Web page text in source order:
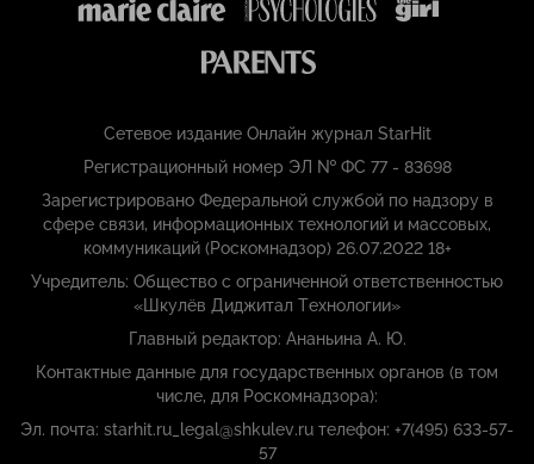
Сетевое издание Онлайн журнал StarHit
Регистрационный номер ЭЛ № ФС 77 - 83698
Зарегистрировано Федеральной службой по надзору в
сфере связи, информационных технологий и массовых,
коммуникаций (Роскомнадзор) 26.07.2022 18+
Учредитель: Общество с ограниченной ответственностью
«Шкулёв Диджитал Технологии»
Главный редактор: Ананьина А. Ю.
Контактные данные для государственных органов (в том
числе, для Роскомнадзора):
Эл. почта: starhit.ru_legal@shkulev.ru телефон: +7(495) 633-57-
57